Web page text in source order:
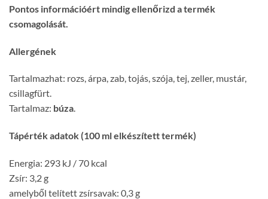
Pontos információért mindig ellenőrizd a termék
csomagolását.
Allergének
Tartalmazhat: rozs, árpa, zab, tojás, szója, tej, zeller, mustár,
csillagfürt.
Tartalmaz: búza.
Tápérték adatok (100 ml elkészített termék)
Energia: 293 kJ / 70 kcal
Zsír: 3,2 g
amelyből telített zsírsavak: 0,3 g